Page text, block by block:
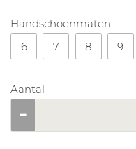
Handschoenmaten:
6
7 8 9
Aantal